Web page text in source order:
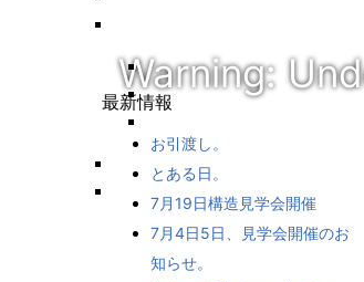
Warning:
最新情報
お引渡し。
とある日。
7月19日構造見学会開催
7月4日5日、見学会開催のお
知らせ。